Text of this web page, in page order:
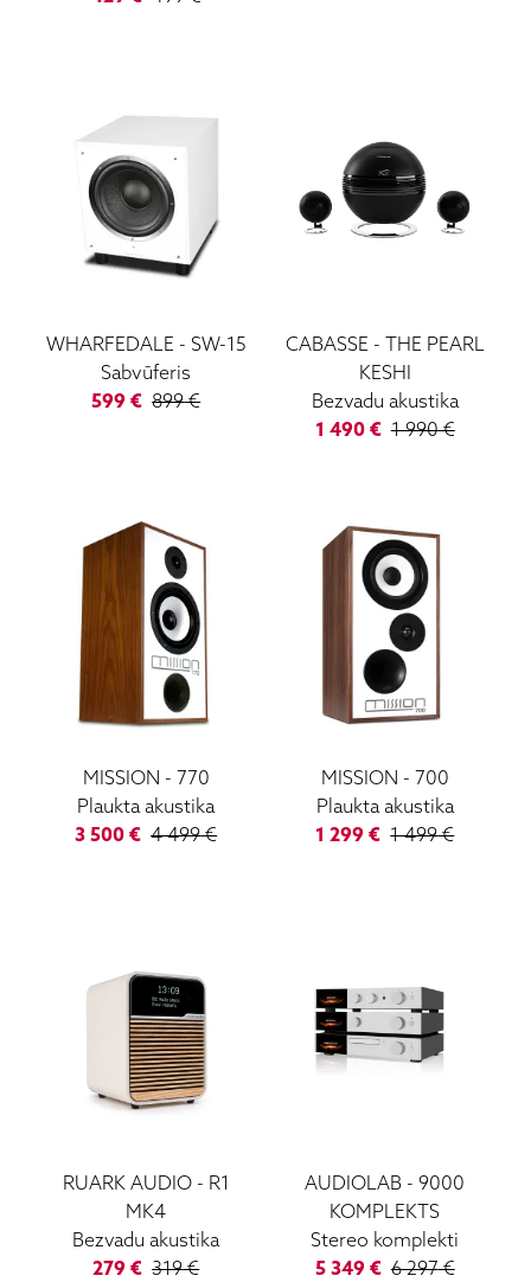
WHARFEDALE - SW-15
Sabvūferis
599 € 899€
CABASSE - THE PEARL
KESHI
Bezvadu akustika
1 490€ 1 990€
MISSION - 770
Plaukta akustika
3 500 € 4 499€
MISSION - 700
Plaukta akustika
1 299 € 1 499€
RUARK AUDIO- R1
MK4
Bezvadu akustika
279 € 319€
AUDIOLAB -9000
KOMPLEKTS
Stereo komplekti
5 349€ 6 297€